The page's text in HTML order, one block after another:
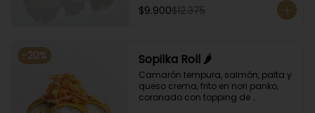
$9.900$12.375
-20% Sopilka Roll 🌶️
Camarón tempura, salmón, palta y
queso crema, frito en nori panko,
coronado con topping de